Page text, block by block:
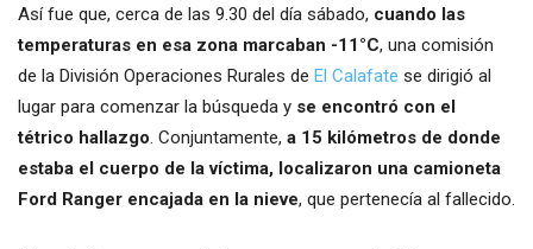
Así fue que, cerca de las 9.30 del día sábado, cuando las
temperaturas en esa zona marcaban -11°C, una comisión
de la División Operaciones Rurales de El Calafate se dirigió al
lugar para comenzar la búsqueda y se encontró con el
tétrico hallazgo. Conjuntamente, a 15 kilómetros de donde
estaba el cuerpo de la víctima, localizaron una camioneta
Ford Ranger encajada en la nieve, que pertenecía al fallecido.